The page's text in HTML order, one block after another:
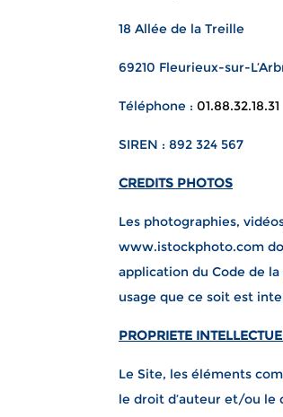
18 Allée de la Treille
69210 Fleurieux-sur-
Téléphone :01.88.32.18.31
SIREN : 892 324 567
CREDITS PHOTOS
Les photographies,
www.istockphoto.com
application du Code de
usage que ce soit est
PROPRIETE
Le Site, les éléments
le droit d’auteur et/ou le